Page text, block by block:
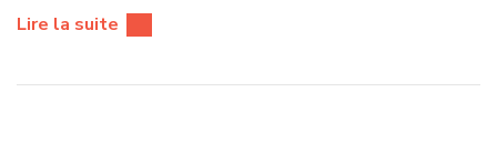
Lire la suite